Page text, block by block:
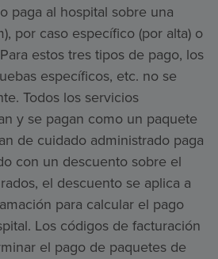
paga al hospital sobre una
por caso específico (por alta) o
estos tres tipos de pago, los
específicos, etc. no se
Todos los servicios
y se pagan como un paquete
de cuidado administrado paga
con un descuento sobre el
el descuento se aplica a
para calcular el pago
Los códigos de facturación
el pago de paquetes de